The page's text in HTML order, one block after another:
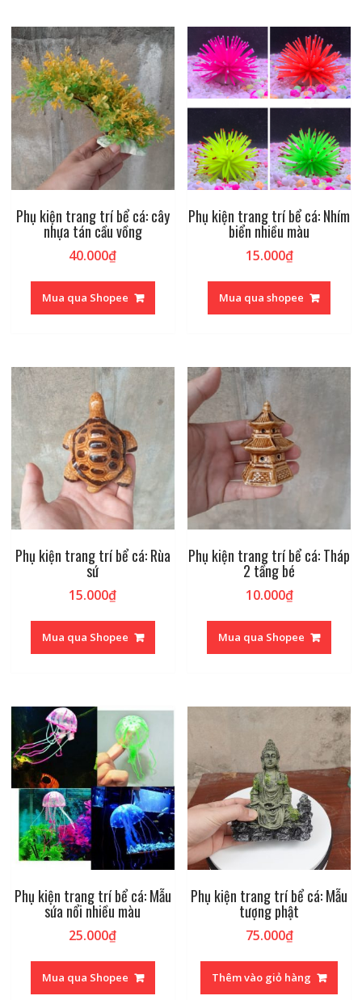
Phụ kiện trang trí bể cá: cây
nhựa tán cầu vồng
40.000₫
Mua qua Shopee
Phụ kiện trang trí bể cá: Nhím
biển nhiều màu
15.000₫
Mua qua shopee
Phụ kiện trang trí bể cá: Rùa
sứ
15.000₫
Mua qua Shopee
Phụ kiện trang trí bể cá: Tháp
2 tầng bé
10.000₫
Mua qua Shopee
Phụ kiện trang trí bể cá: Mẫu
sứa nổi nhiều màu
25.000₫
Mua qua Shopee
Phụ kiện trang trí bể cá: Mẫu
tượng phật
75.000₫
Thêm vào giỏ hàng